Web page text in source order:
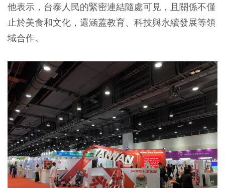
他表示，台泰人民的緊密連結隨處可見，且關係不僅
止於美食和文化，還涵蓋教育、科技與永續發展等領
域合作。